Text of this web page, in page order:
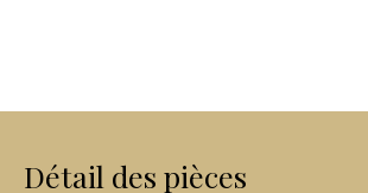
Détail des pièces